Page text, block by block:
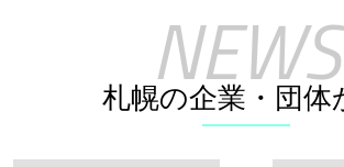
札幌の企業・団体